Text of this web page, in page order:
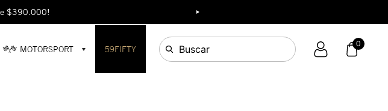
$390.000!
oficial de New Era en Colombia!
MOTORSPORT 59FIFTY Buscar 0